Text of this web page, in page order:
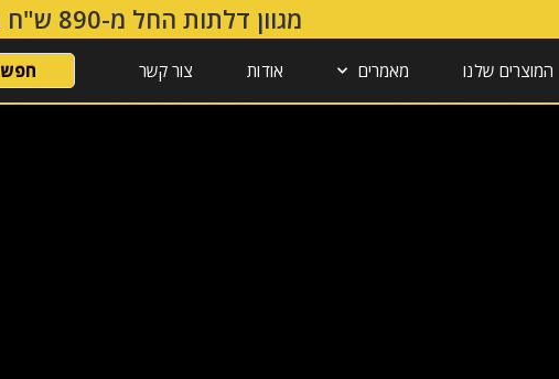
!מגוון דלתות החל מ-890 ש"ח בלבד
המוצרים שלנו מאמרים אודות צור קשר חפש